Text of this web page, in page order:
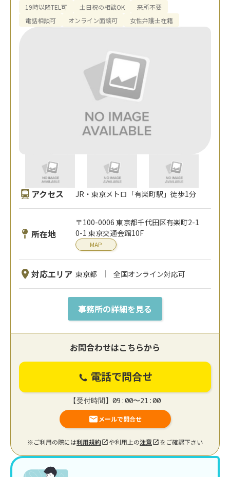
19時以降TEL可 土日祝の相談OK
来所不要
電話相談可
オンライン面談可 女性弁護士在籍
アクセス JR・東京メトロ「有楽町駅」徒歩1分
所在地
〒100-0006 東京都千代田区有楽町2-1
0-1 東京交通会館10F
MAP
対応エリア 東京都 全国オンライン対応可
事務所の詳細を見る
お問合わせはこちらから
電話で問合せ
【受付時間】09:00〜21:00
メールで問合せ
※ご利用の際には利用規約 や利用上の注意 をご確認下さい